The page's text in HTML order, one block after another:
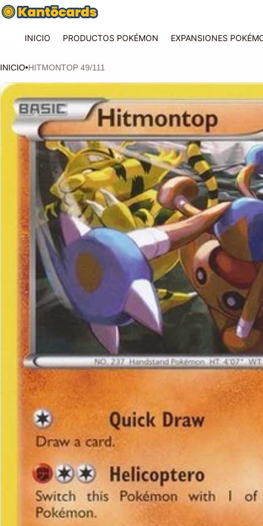
INICIO PRODUCTOS POKÉMON EXPANSIONES
INICIO•HITMONTOP 49/111
DEL PRODUCTO